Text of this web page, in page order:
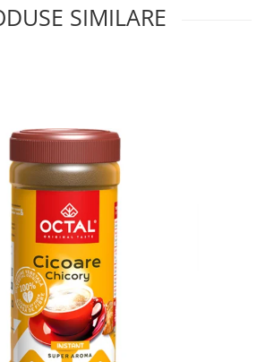
SIMILARE